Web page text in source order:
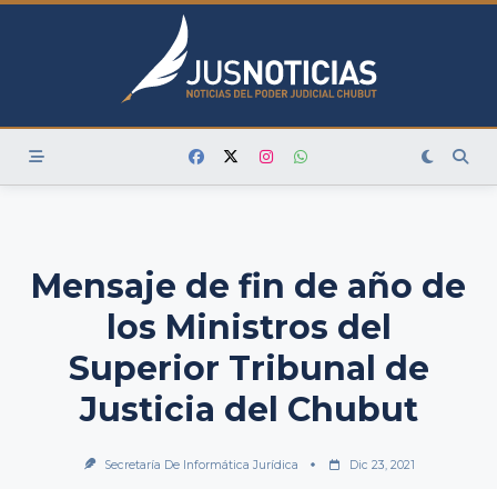
Skip
Mensaje de fin de año de
los Ministros del
Superior Tribunal de
Justicia del Chubut
Secretaría De Informática Jurídica Dic 23, 2021